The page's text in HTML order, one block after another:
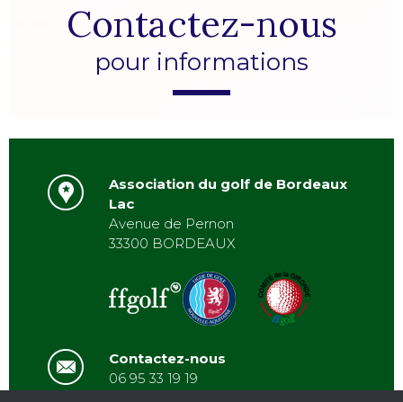
Contactez-nous
pour informations
Association du golf de Bordeaux
Lac
Avenue de Pernon
33300 BORDEAUX
Contactez-nous
06 95 33 19 19